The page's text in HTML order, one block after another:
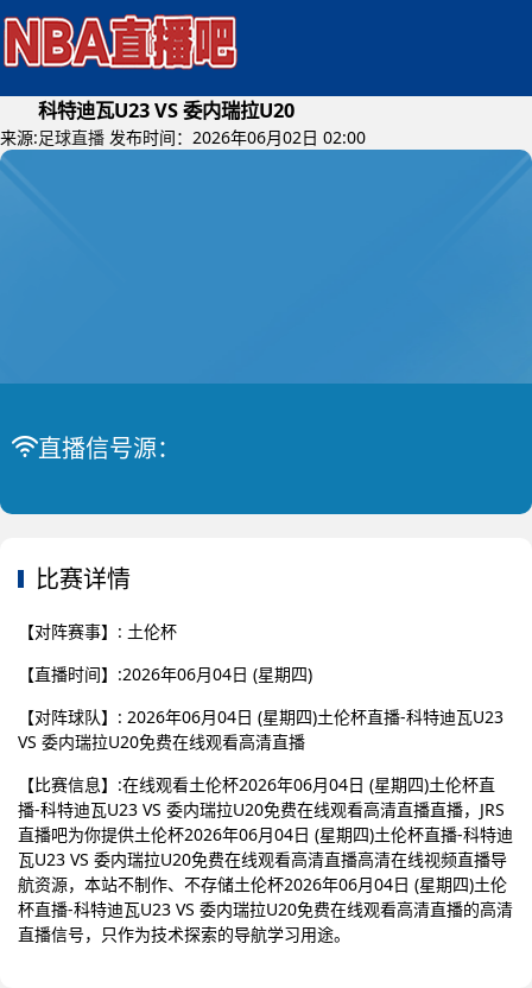
科特迪瓦U23 VS 委内瑞拉U20
来源:足球直播 发布时间：2026年06月02日 02:00
土伦杯
直播信号源：
比赛详情
【对阵赛事】: 土伦杯
【直播时间】:2026年06月04日 (星期四)
【对阵球队】: 2026年06月04日 (星期四)土伦杯直播-科特迪瓦U23
VS 委内瑞拉U20免费在线观看高清直播
【比赛信息】:在线观看土伦杯2026年06月04日 (星期四)土伦杯直
播-科特迪瓦U23 VS 委内瑞拉U20免费在线观看高清直播直播，JRS
直播吧为你提供土伦杯2026年06月04日 (星期四)土伦杯直播-科特迪
瓦U23 VS 委内瑞拉U20免费在线观看高清直播高清在线视频直播导
航资源，本站不制作、不存储土伦杯2026年06月04日 (星期四)土伦
杯直播-科特迪瓦U23 VS 委内瑞拉U20免费在线观看高清直播的高清
直播信号，只作为技术探索的导航学习用途。